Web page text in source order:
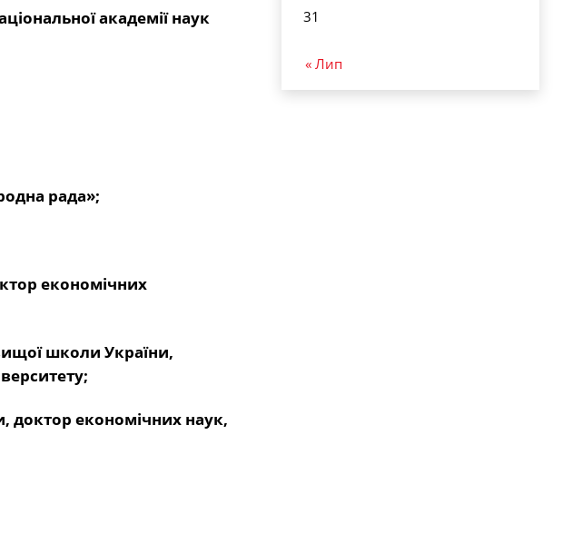
академії наук
рада»;
економічних
школи України,
доктор економічних наук,
31
« Лип